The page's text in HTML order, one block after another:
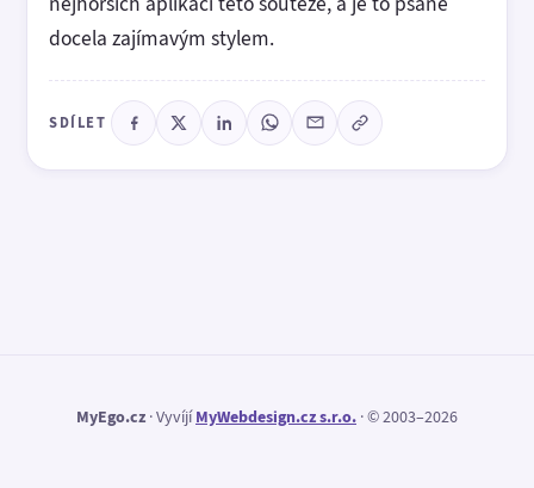
docela zajímavým stylem.
SDÍLET
MyEgo.cz · VyvíjíMyWebdesign.cz s.r.o. · © 2003–2026